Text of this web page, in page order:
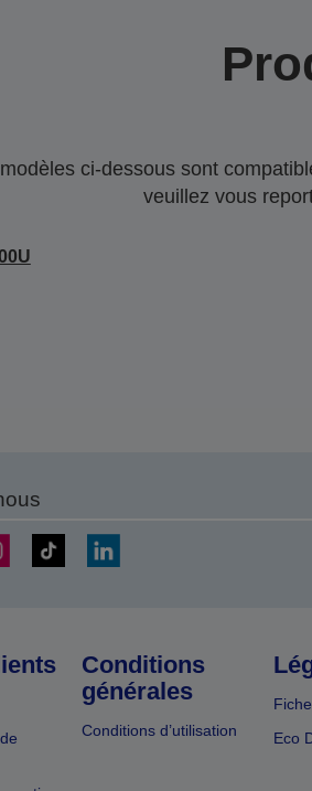
ci-dessous sont
veuillez vous
Conditions
générales
Conditions d’utilisation
Eco